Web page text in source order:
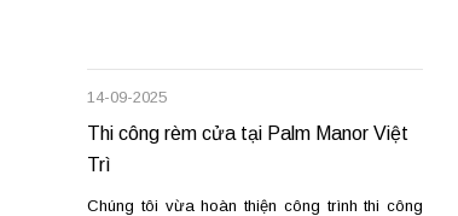
14-09-2025
Thi công rèm cửa tại Palm Manor Việt
Trì
Chúng tôi vừa hoàn thiện công trình thi công